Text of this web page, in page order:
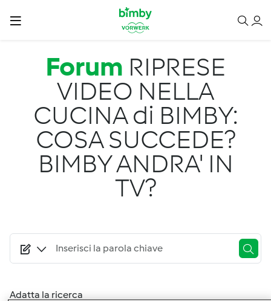
Salta al contenuto principale
Forum RIPRESE
VIDEO NELLA
CUCINA di BIMBY:
COSA SUCCEDE?
BIMBY ANDRA' IN
TV?
Adatta la ricerca